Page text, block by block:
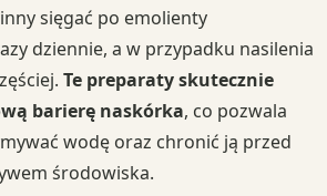
sięgać po emolienty
dziennie, a w przypadku nasilenia
Te preparaty skutecznie
barierę naskórka, co pozwala
wodę oraz chronić ją przed
środowiska.